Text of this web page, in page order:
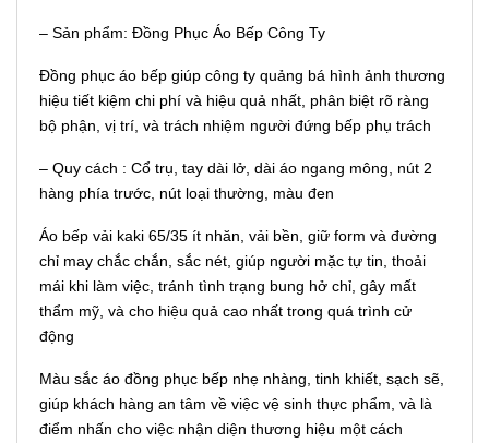
– Sản phẩm: Đồng Phục Áo Bếp Công Ty
Đồng phục áo bếp giúp công ty quảng bá hình ảnh thương
hiệu tiết kiệm chi phí và hiệu quả nhất, phân biệt rõ ràng
bộ phận, vị trí, và trách nhiệm người đứng bếp phụ trách
– Quy cách : Cổ trụ, tay dài lở, dài áo ngang mông, nút 2
hàng phía trước, nút loại thường, màu đen
Áo bếp vải kaki 65/35 ít nhăn, vải bền, giữ form và đường
chỉ may chắc chắn, sắc nét, giúp người mặc tự tin, thoải
mái khi làm việc, tránh tình trạng bung hở chỉ, gây mất
thẩm mỹ, và cho hiệu quả cao nhất trong quá trình cử
động
Màu sắc áo đồng phục bếp nhẹ nhàng, tinh khiết, sạch sẽ,
giúp khách hàng an tâm về việc vệ sinh thực phẩm, và là
điểm nhấn cho việc nhận diện thương hiệu một cách